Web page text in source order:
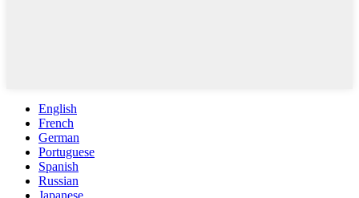
English
French
German
Portuguese
Spanish
Russian